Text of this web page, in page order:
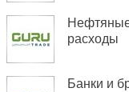
расходы
Банки и